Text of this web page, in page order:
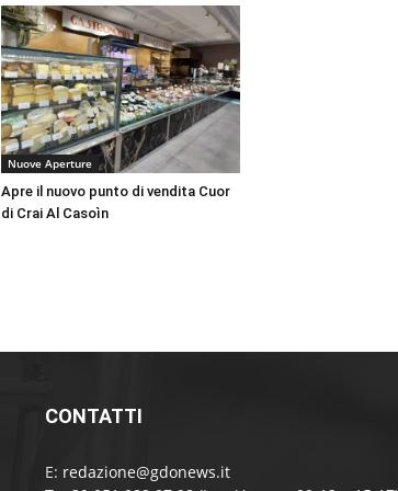
Nuove Aperture
Apre il nuovo punto di vendita Cuor
di Crai Al Casoìn
CONTATTI
E: redazione@gdonews.it